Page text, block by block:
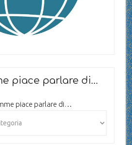
piace parlare di…
piace parlare di…